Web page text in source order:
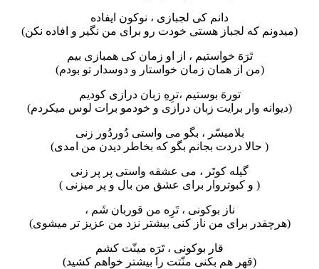
دانم کی لجبازی ، نوکون ایفاده
(میدونم که لجباز هستی خودت رو برای من نگیر و افاده نکن)
تَرَهَ خواستیم ، از او زمان کی همبازی بیم
(من از همان زمان خواستار و دوسدار تو بودم)
تورهَ بوستیم ،ترِهِ زبان درازی کودیم
(دیوانه وار برایت زبان درازی و خودمو برات لوس میکردم)
بلامیسّر ، بگو می واستی دُوردُور زنی
( حالا دردت بجانم بگو که بخاطر دیدن من امدی)
گیله کوتَر ، می عشقه واستی پر پر زنی
( و کبوتروار برای عشق من بال و پر میزنی )
ناز بوکونی ، تَرِه من قوربان شَم ،
(هرچقدر برای من ناز کنی بیشتر نزد من عزیز تر میشوی)
قار بوکونی ، تَرَه مینّت کشم
(قهر هم بکنی منّتت را بیشتر خواهم کشید)